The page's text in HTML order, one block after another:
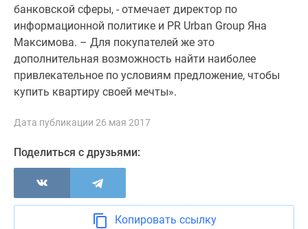
комнатные
комнатные
Квартиры
Ипотечный
Семейная
ипотека
Военная
ипотека
банковской сферы, - отмечает директор по
информационной политике и PR Urban Group Яна
Максимова. – Для покупателей же это
дополнительная возможность найти наиболее
привлекательное по условиям предложение, чтобы
купить квартиру своей мечты».
Дата публикации 26 мая 2017
Поделиться с друзьями:
Копировать ссылку